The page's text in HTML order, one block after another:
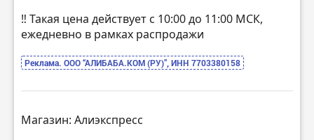
‼️ Такая цена действует с 10:00 до 11:00 МСК,
ежедневно в рамках распродажи
Реклама. ООО “АЛИБАБА.КОМ (РУ)”, ИНН 7703380158
Магазин: Алиэкспресс